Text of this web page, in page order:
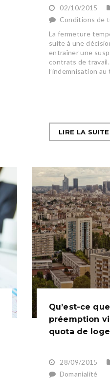
02/10/2015
Conditions de
La fermeture
suite à une
entraîner une
contrats de
l’indemnisation
LIRE LA SUITE
Qu’est-ce
préemption
quota de
28/09/2015
Domanialité